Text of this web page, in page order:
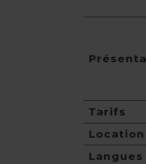
Tarifs
Langues